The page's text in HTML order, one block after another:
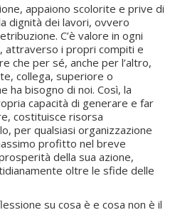
appaiono scolorite e prive di
dignità dei lavori, ovvero
C’è valore in ogni
attraverso i propri compiti e
che per sé, anche per l’altro,
collega, superiore o
ha bisogno di noi. Così, la
capacità di generare e far
costituisce risorsa
per qualsiasi organizzazione
profitto nel breve
della sua azione,
oltre le sfide delle
su cosa è e cosa non è il